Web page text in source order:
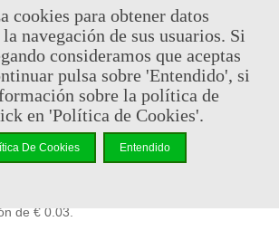
24/48h
Añadir Al Carrito
Código QR Compartir
de € 0.03
cookies para obtener datos
navegación de sus usuarios. Si
consideramos que aceptas
pulsa sobre 'Entendido', si
sobre la política de
en 'Política de Cookies'.
De Cookies Entendido